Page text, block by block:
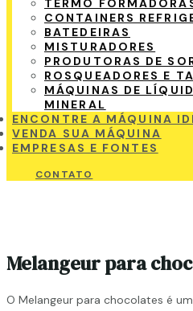
TERMO
CONTAINERS
BATEDEIRAS
MISTURADORES
PRODUTORAS DE
ROSQUEADORES E
MÁQUINAS DE
MINERAL
ENCONTRE A MÁQUINA
VENDA SUA MÁQUINA
EMPRESAS E FONTES
CONTATO
Melangeur para
O Melangeur para chocolates é